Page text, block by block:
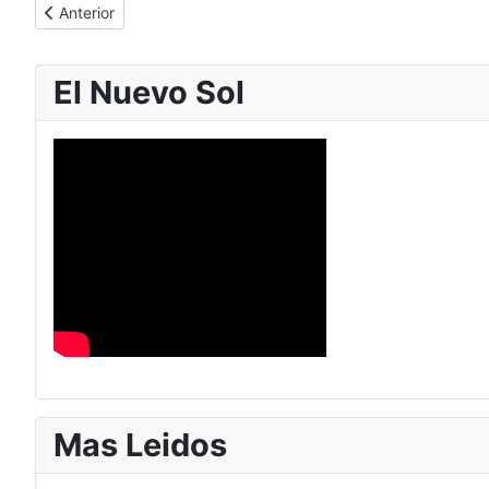
El Nuevo Sol
Mas Leidos
Artículo anterior: Sesiones Par Biomagnético, Taping, y Relight
Anterior